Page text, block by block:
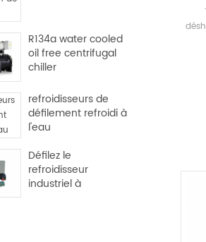
R134a water cooled
oil free centrifugal
chiller
refroidisseurs de
défilement refroidi à
l'eau
Défilez le
refroidisseur
industriel à